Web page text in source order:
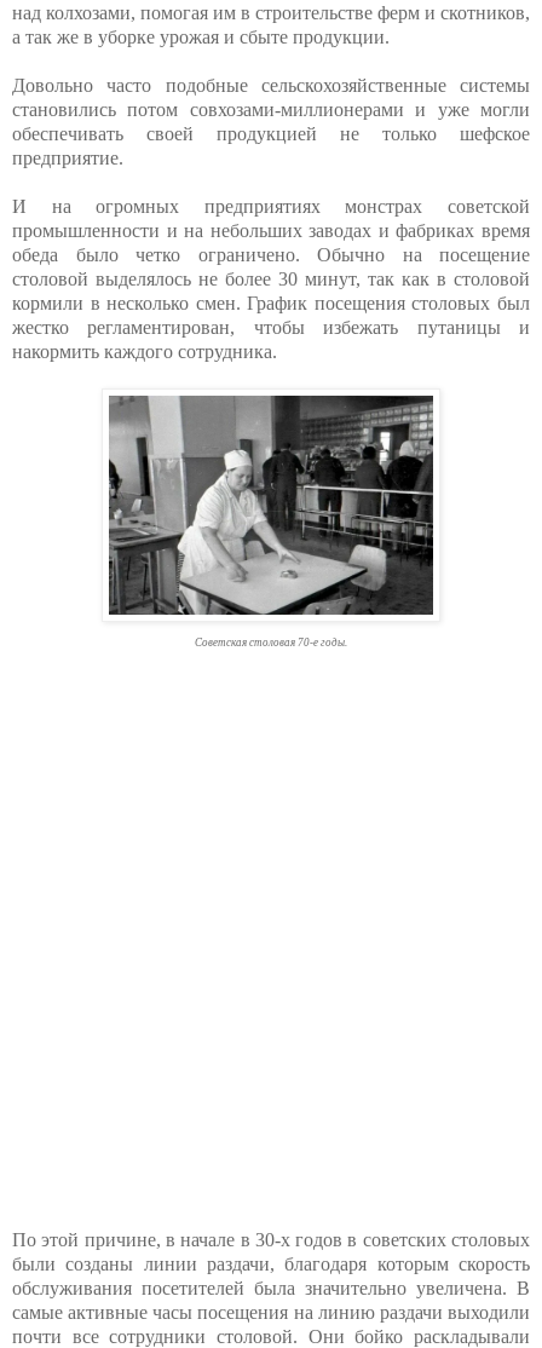
над колхозами, помогая им в строительстве ферм и скотников,
а так же в уборке урожая и сбыте продукции.
Довольно часто подобные сельскохозяйственные системы
становились потом совхозами-миллионерами и уже могли
обеспечивать своей продукцией не только шефское
предприятие.
И на огромных предприятиях монстрах советской
промышленности и на небольших заводах и фабриках время
обеда было четко ограничено. Обычно на посещение
столовой выделялось не более 30 минут, так как в столовой
кормили в несколько смен. График посещения столовых был
жестко регламентирован, чтобы избежать путаницы и
накормить каждого сотрудника.
Советская столовая 70-е годы.
По этой причине, в начале в 30-х годов в советских столовых
были созданы линии раздачи, благодаря которым скорость
обслуживания посетителей была значительно увеличена. В
самые активные часы посещения на линию раздачи выходили
почти все сотрудники столовой. Они бойко раскладывали